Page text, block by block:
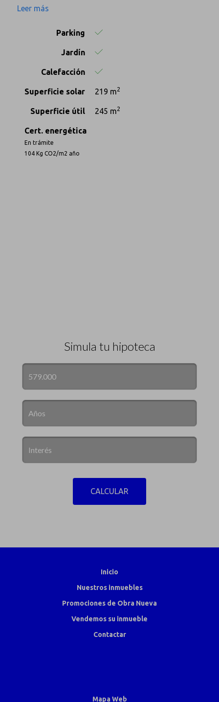
Leer más
Parking
Jardín
Calefacción
Superficie solar 219 m2
Superficie útil 245 m2
Cert. energética
En trámite
104 Kg CO2/m2 año
Simula tu hipoteca
CALCULAR
Inicio
Nuestros inmuebles
Promociones de Obra Nueva
Vendemos su inmueble
Contactar
Mapa Web